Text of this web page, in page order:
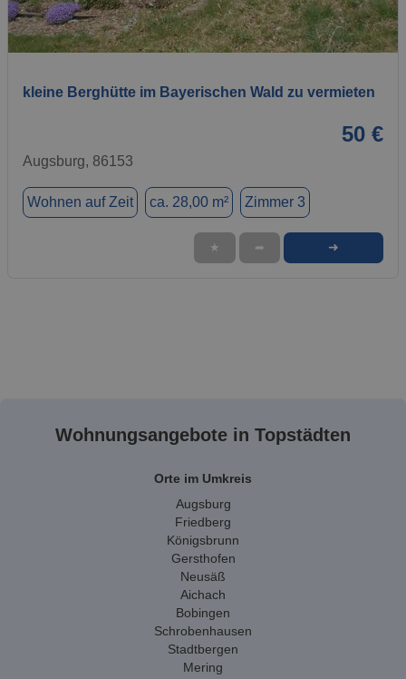
1 / 8
kleine Berghütte im Bayerischen Wald zu vermieten
50 €
Augsburg, 86153
Wohnen auf Zeit ca. 28,00 m² Zimmer 3
★ ➦ ➜
Wohnungsangebote in Topstädten
Orte im Umkreis
Augsburg
Friedberg
Königsbrunn
Gersthofen
Neusäß
Aichach
Bobingen
Schrobenhausen
Stadtbergen
Mering